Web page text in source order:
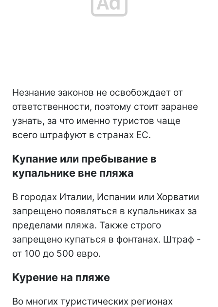
Незнание законов не освобождает от
ответственности, поэтому стоит заранее
узнать, за что именно туристов чаще
всего штрафуют в странах ЕС.
Купание или пребывание в
купальнике вне пляжа
В городах Италии, Испании или Хорватии
запрещено появляться в купальниках за
пределами пляжа. Также строго
запрещено купаться в фонтанах. Штраф -
от 100 до 500 евро.
Курение на пляже
Во многих туристических регионах